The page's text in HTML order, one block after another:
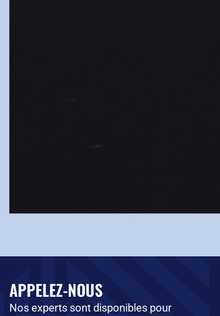
APPELEZ-NOUS
Nos experts sont disponibles pour